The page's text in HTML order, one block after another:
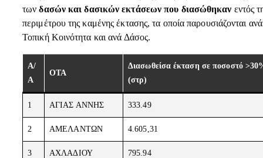
τωνδασών και δασικών εκτάσεων που διασώθηκαν εντός
περιμέτρου της καμένης έκτασης, τα οποία παρουσιάζονται ανά
Τοπική Κοινότητα και ανά Δάσος.
Α/
Α
ΟΤΑ
Διασωθείσα έκταση σε ποσοστό
(στρ)
1 ΑΓΙΑΣ ΑΝΝΗΣ 333.49
2 ΑΜΕΛΑΝΤΩΝ 4.605,31
3 ΑΧΛΑΔΙΟΥ 795.94